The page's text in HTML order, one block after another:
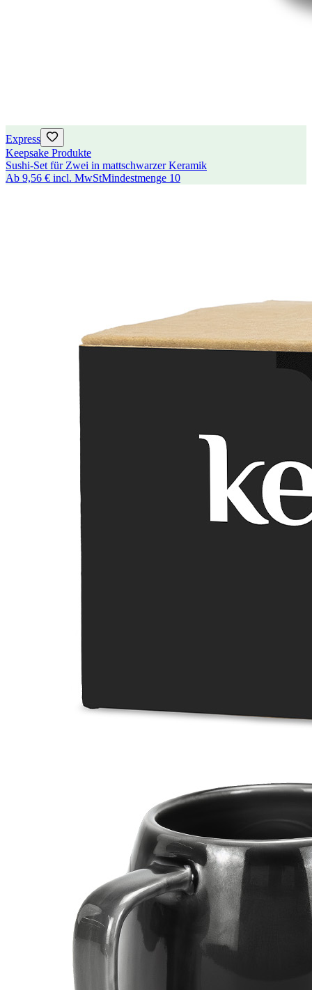
Express
Keepsake Produkte
Sushi-Set für Zwei in mattschwarzer Keramik
Ab 9,56 € incl. MwStMindestmenge 10